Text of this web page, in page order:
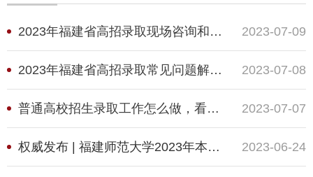
2023年福建省高招录取现场咨询和纪检监察举报电话开通 2023-07-09
2023年福建省高招录取常见问题解答(一) 2023-07-08
普通高校招生录取工作怎么做，看这里→ 2023-07-07
权威发布 | 福建师范大学2023年本科招生计划公布！ 2023-06-24